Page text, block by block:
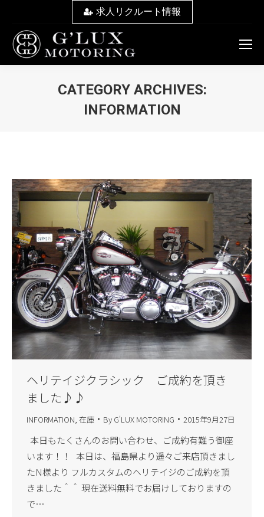
求人リクルート情報
CATEGORY ARCHIVES:
INFORMATION
ヘリテイジクラシック ご成約を頂き
ました♪♪
INFORMATION 在庫 By G'LUX MOTORING 2015年9月27日
本日もたくさんのお問い合わせ、ご成約有難う御座
います！！ 本日は、福島県より遥々ご来店頂きまし
たN様より フルカスタムのヘリテイジのご成約を頂
きました＾＾ 現在送料無料でお届けしておりますの
で…